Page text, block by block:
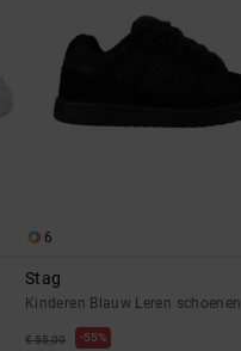
6
Stag
Kinderen Blauw Leren schoenen
€ 55,00 55%